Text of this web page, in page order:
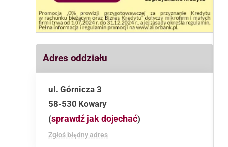
Adres oddziału
ul. Górnicza 3
58-530 Kowary
(sprawdź jak dojechać)
Zgłoś błędny adres